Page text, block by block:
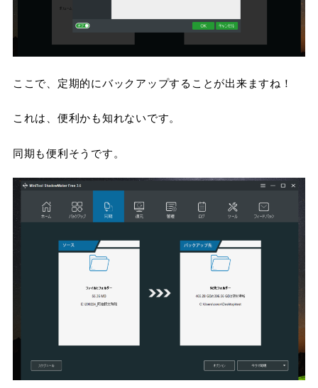
ここで、定期的にバックアップすることが出来ますね！
これは、便利かも知れないです。
同期も便利そうです。